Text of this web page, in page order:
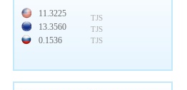
11.3225
13.3560
0.1536
TJS
TJS
TJS